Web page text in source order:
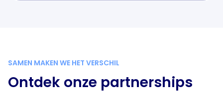
SAMEN MAKEN WE HET VERSCHIL
Ontdek onze partnerships